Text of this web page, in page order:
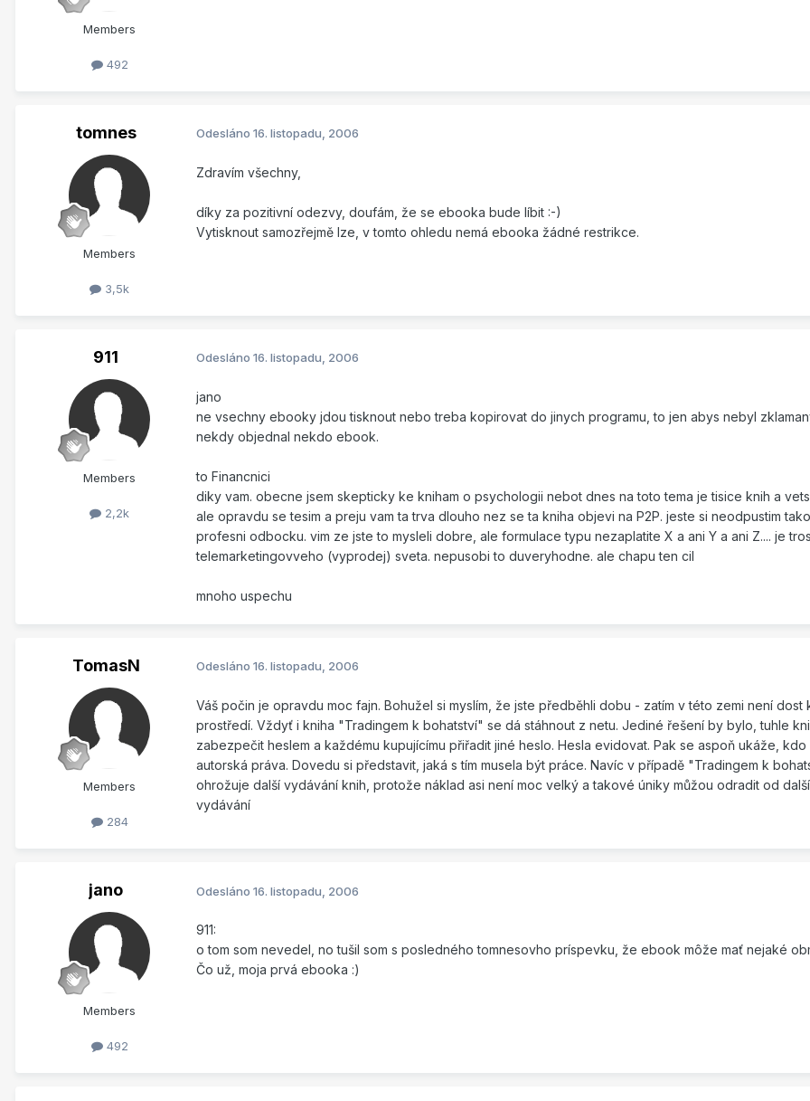
Members
492
tomnes
Members
3,5k
Odesláno 16. listopadu, 2006
Zdravím všechny,
díky za pozitivní odezvy, doufám, že se ebooka bude líbit :-)
Vytisknout samozřejmě lze, v tomto ohledu nemá ebooka žádné restrikce.
911
Members
2,2k
Odesláno 16. listopadu, 2006
jano
ne vsechny ebooky jdou tisknout nebo treba kopirovat do jinych programu, to jen abys nebyl
nekdy objednal nekdo ebook.
to Financnici
diky vam. obecne jsem skepticky ke kniham o psychologii nebot dnes na toto tema je tisice knih a
ale opravdu se tesim a preju vam ta trva dlouho nez se ta kniha objevi na P2P. jeste si neodpustim
profesni odbocku. vim ze jste to mysleli dobre, ale formulace typu nezaplatite X a ani Y a ani Z.... je
telemarketingovveho (vyprodej) sveta. nepusobi to duveryhodne. ale chapu ten cil
mnoho uspechu
TomasN
Members
284
Odesláno 16. listopadu, 2006
Váš počin je opravdu moc fajn. Bohužel si myslím, že jste předběhli dobu - zatím v této zemi není dost
prostředí. Vždyť i kniha "Tradingem k bohatství" se dá stáhnout z netu. Jediné řešení by bylo, tuhle
zabezpečit heslem a každému kupujícímu přiřadit jiné heslo. Hesla evidovat. Pak se aspoň ukáže, kdo
autorská práva. Dovedu si představit, jaká s tím musela být práce. Navíc v případě "Tradingem k
ohrožuje další vydávání knih, protože náklad asi není moc velký a takové úniky můžou odradit od
vydávání
jano
Members
492
Odesláno 16. listopadu, 2006
911:
o tom som nevedel, no tušil som s posledného tomnesovho príspevku, že ebook môže mať nejaké
Čo už, moja prvá ebooka :)